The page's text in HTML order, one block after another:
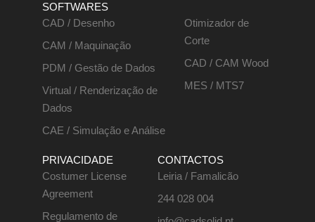
SOFTWARES
CAD / Desenho
CAM / Maquinação
PDM / Gestão de Dados
Virtual / Renderização de
Dados
CAE / Simulação e Análise
Otimizador de
Corte
CAD / CAM Wood
MES / MTS7
PRIVACIDADE
Costumer License
Agreement
Regulamento de
CONTACTOS
Leiria / Famalicão
244 028 004